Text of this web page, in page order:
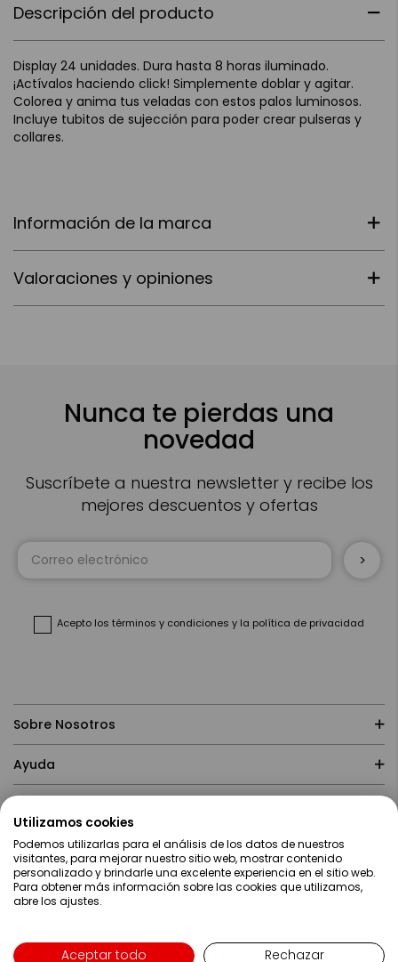
Descripción del producto
Display 24 unidades. Dura hasta 8 horas iluminado.
¡Actívalos haciendo click! Simplemente doblar y agitar.
Colorea y anima tus veladas con estos palos luminosos.
Incluye tubitos de sujección para poder crear pulseras y
collares.
Información de la marca
Valoraciones y opiniones
Nunca te pierdas una
novedad
Suscríbete a nuestra newsletter y recibe los
mejores descuentos y ofertas
Inscríbase
Acepto los términos y condiciones y la política de privacidad
Sobre Nosotros
Ayuda
Contacto
Utilizamos cookies
Podemos utilizarlas para el análisis de los datos de nuestros
visitantes, para mejorar nuestro sitio web, mostrar contenido
personalizado y brindarle una excelente experiencia en el sitio web.
Para obtener más información sobre las cookies que utilizamos,
abre los ajustes.
Aceptar todo Rechazar